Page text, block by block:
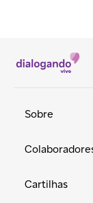
Sobre
Cartilhas